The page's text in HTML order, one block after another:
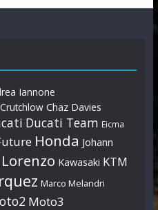
Iannone
Chaz Davies
Ducati Team Eicma
Honda Johann
Kawasaki KTM
Marco Melandri
Moto3